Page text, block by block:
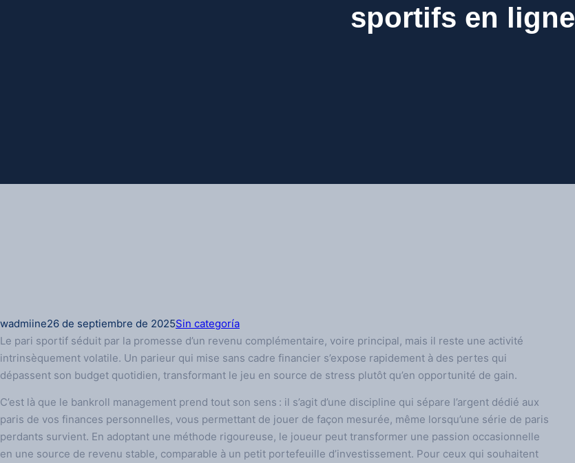
sportifs en ligne
wadmiine26 de septiembre de 2025Sin categoría
Le pari sportif séduit par la promesse d’un revenu complémentaire, voire principal, mais il reste une activité
intrinsèquement volatile. Un parieur qui mise sans cadre financier s’expose rapidement à des pertes qui
dépassent son budget quotidien, transformant le jeu en source de stress plutôt qu’en opportunité de gain.
C’est là que le bankroll management prend tout son sens : il s’agit d’une discipline qui sépare l’argent dédié aux
paris de vos finances personnelles, vous permettant de jouer de façon mesurée, même lorsqu’une série de paris
perdants survient. En adoptant une méthode rigoureuse, le joueur peut transformer une passion occasionnelle
en une source de revenu stable, comparable à un petit portefeuille d’investissement. Pour ceux qui souhaitent